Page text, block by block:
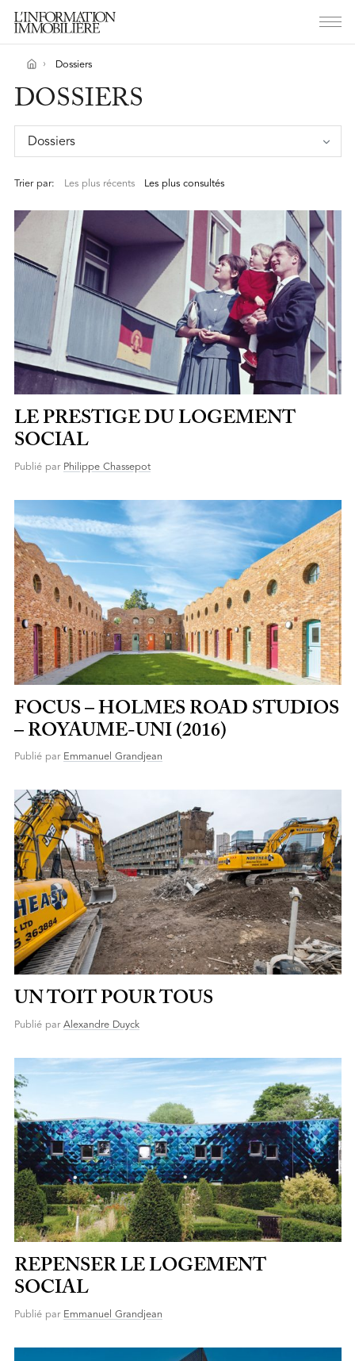
Dossiers
DOSSIERS
Dossiers
Trier par: Les plus récents Les plus consultés
LE PRESTIGE DU LOGEMENT
SOCIAL
Publié par Philippe Chassepot
FOCUS – HOLMES ROAD STUDIOS
– ROYAUME-UNI (2016)
Publié par Emmanuel Grandjean
UN TOIT POUR TOUS
Publié par Alexandre Duyck
REPENSER LE LOGEMENT
SOCIAL
Publié par Emmanuel Grandjean